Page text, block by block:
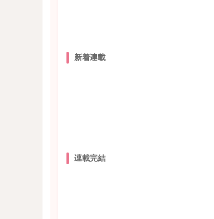
新着連載
連載完結